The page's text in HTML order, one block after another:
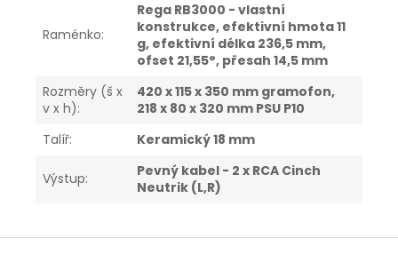
Raménko:
Rega RB3000 - vlastní
konstrukce, efektivní hmota 11
g, efektivní délka 236,5 mm,
ofset 21,55°, přesah 14,5 mm
Rozměry (š x
v x h):
420 x 115 x 350 mm gramofon,
218 x 80 x 320 mm PSU P10
Talíř: Keramický 18 mm
Výstup:
Pevný kabel - 2 x RCA Cinch
Neutrik (L,R)
Z